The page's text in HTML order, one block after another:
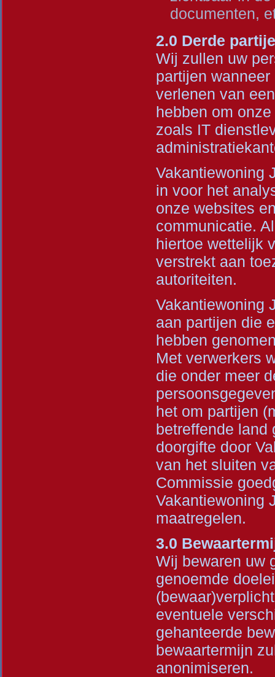
documenten,
2.0 Derde
Wij zullen uw
partijen
verlenen van
hebben om
zoals IT
Vakantiewoning
in voor het
onze websites
communicatie.
hiertoe wettelijk
verstrekt aan
autoriteiten.
Vakantiewoning
aan partijen die
hebben
Met verwerkers
die onder meer
het om partijen
betreffende land
doorgifte door
van het sluiten
Commissie
Vakantiewoning
maatregelen.
3.0
Wij bewaren uw
genoemde
eventuele
gehanteerde
bewaartermijn
anonimiseren.